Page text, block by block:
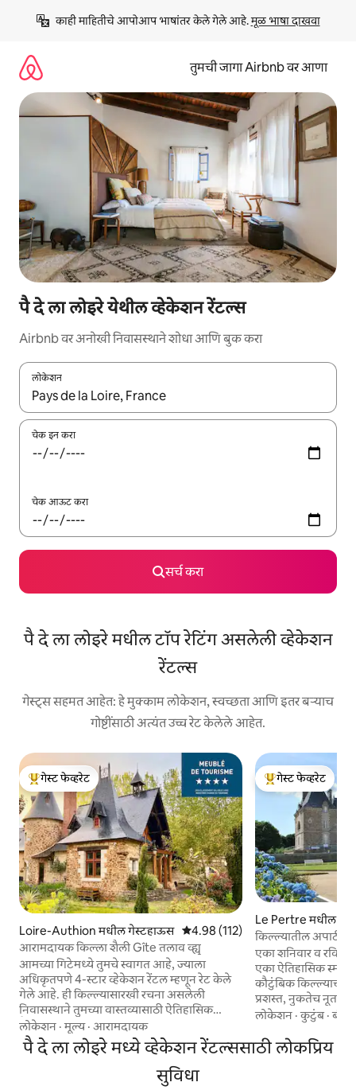
काही माहितीचे आपोआप भाषांतर केले गेले आहे. मूळ भाषा दाखवा
तुमची जागा Airbnb वर आणा
पै दे ला लोइरे येथील व्हेकेशन रेंटल्स
Airbnb वर अनोखी निवासस्थाने शोधा आणि बुक करा
लोकेशन
जेव्हा परिणाम उपलब्ध असतील, तेव्हा वरच्या आणि खाली बाणांच्या किजसह
चेक इन करा
चेक आऊट करा
सर्च करा
पै दे ला लोइरे मधील टॉप रेटिंग असलेली व्हेकेशन
रेंटल्स
गेस्ट्स सहमत आहेत: हे मुक्काम लोकेशन, स्वच्छता आणि इतर बऱ्याच
गोष्टींसाठी अत्यंत उच्च रेट केलेले आहेत.
टॉप गेस्ट फेव्हरेट
गेस्ट फेव्हरेट
Loire-Authion मधील गेस्टहाऊस 5 पैकी 4.98 सरासरी रेटिंग, 112 रिव्ह्यूज
4.98 (112)
आरामदायक किल्ला शैली Gîte तलाव व्ह्यू
आमच्या गिटेमध्ये तुमचे स्वागत आहे, ज्याला
अधिकृतपणे 4-स्टार व्हेकेशन रेंटल म्हणून रेट केले
गेले आहे. ही किल्ल्यासारखी रचना असलेली
निवासस्थाने तुमच्या वास्तव्यासाठी ऐतिहासिक
वैशिष्ट्यांचे आधुनिक सुखसोयींसह परिपूर्ण मिश्रण
आहे. आरामदायक सुविधा: सर्व आवश्यक गोष्टींसह
सुसज्ज स्वयंपाकघर, आरामदायक झोपण्याची जागा
खाजगी इनडोअर/आउटडोअर पॅटिओवर आराम करा
लोकेशन ·मूल्य· आरामदायक
टॉप गेस्ट फेव्हरेट
गेस्ट फेव्हरेट
Le Pertre मधील
किल्ल्यातील
एका शनिवार व
एका ऐतिहासिक
कौटुंबिक
प्रशस्त, नुकतेच
मीटर) पूर्णपणे स्वतंत्र
ग्रॅनाइटची पायऱ्या
लोकेशन ·कुटुंब·बीच
पै दे ला लोइरे मध्ये व्हेकेशन रेंटल्ससाठी लोकप्रिय
सुविधा